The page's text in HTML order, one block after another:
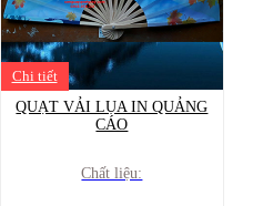
Chi tiết
QUẠT VẢI LỤA IN QUẢNG
CÁO
Chất liệu: